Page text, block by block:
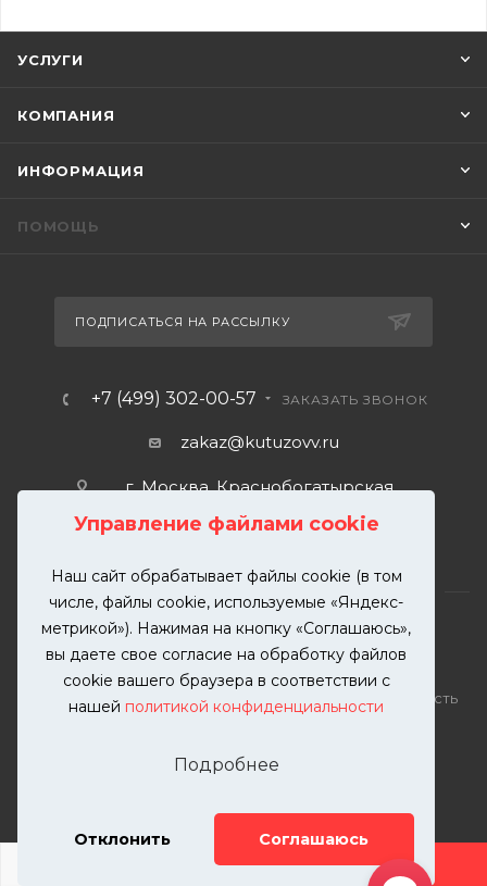
Управление файлами cookie
Наш сайт обрабатывает файлы cookie (в том
числе, файлы cookie, используемые «Яндекс-
метрикой»). Нажимая на кнопку «Соглашаюсь»,
вы даете свое согласие на обработку файлов
cookie вашего браузера в соответствии с
нашей политикой конфиденциальности
Подробнее
Отклонить Соглашаюсь
ДОБАВИТЬ УСЛУГУ
УСЛУГИ
КОМПАНИЯ
ИНФОРМАЦИЯ
ПОМОЩЬ
ПОДПИСАТЬСЯ НА РАССЫЛКУ
+7 (499) 302-00-57 ЗАКАЗАТЬ ЗВОНОК
zakaz@kutuzovv.ru
г. Москва, Краснобогатырская
2026 © KUTUZOVV | Кузовной ремонт и покраска
автомобилей. Вся информация на сайте – собственность
разрешения запрещена. Все права защищены.
Телефон: 8(499)-302-00-57